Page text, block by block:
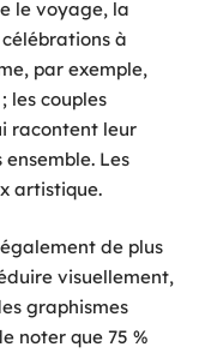
le voyage, la
à
par exemple,
les couples
racontent leur
Les
artistique.
de plus
visuellement,
graphismes
noter que 75 %